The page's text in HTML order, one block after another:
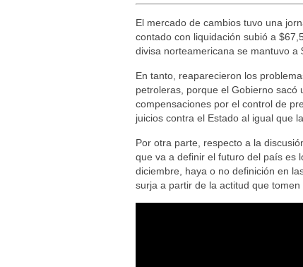
El mercado de cambios tuvo una
contado con liquidación subió a
divisa norteamericana se mantuvo a
En tanto, reaparecieron los
petroleras, porque el Gobierno
compensaciones por el control de
juicios contra el Estado al igual que
Por otra parte, respecto a la
que va a definir el futuro del país es
diciembre, haya o no definición en
surja a partir de la actitud que